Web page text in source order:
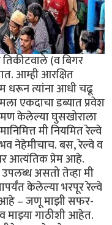
(व बिगर
आम्ही आरक्षित
धरून त्यांना आधी चढू
एकदाचा डब्यात प्रवेश
केलेल्या घुसखोराला
मी नियमित रेल्वे
नेहेमीचाच. बस, रेल्वे व
आत्यंतिक प्रेम आहे.
उपलब्ध असतो तेव्हा मी
केलेल्या भरपूर रेल्वे
आहे – जणू माझी सफर-
गाठीशी आहेत.